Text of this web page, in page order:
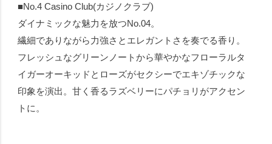
■No.4 Casino Club(カジノクラブ)
ダイナミックな魅力を放つNo.04。
繊細でありながら力強さとエレガントさを奏でる香り。
フレッシュなグリーンノートから華やかなフローラルタ
イガーオーキッドとローズがセクシーでエキゾチックな
印象を演出。甘く香るラズベリーにパチョリがアクセン
トに。